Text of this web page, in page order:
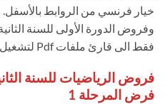
خيار فرنسي من الروابط
وفروض الدورة الأولى للسنة
فقط الى قارئ ملفات Pdf لتشغيل الملفات.
فروض الرياضيات للسنة
فرض المرحلة 1